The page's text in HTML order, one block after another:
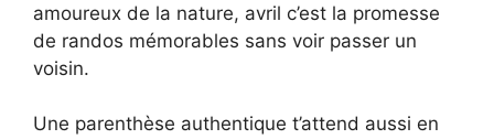
amoureux de la nature, avril c’est la promesse
de randos mémorables sans voir passer un
voisin.
Une parenthèse authentique t’attend aussi en